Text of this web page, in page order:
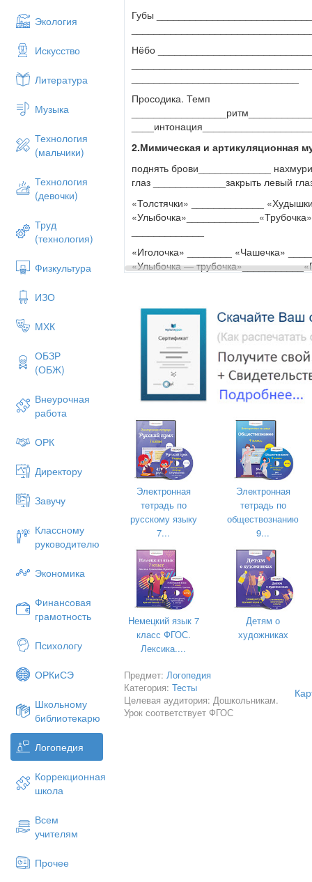
Экология
Искусство
Литература
Музыка
Технология
(мальчики)
Технология
(девочки)
Труд
(технология)
Физкультура
ИЗО
МХК
ОБЗР
(ОБЖ)
Внеурочная
работа
ОРК
Директору
Завучу
Классному
руководителю
Экономика
Финансовая
грамотность
Психологу
ОРКиСЭ
Школьному
библиотекарю
Логопедия
Коррекционная
школа
Всем
учителям
Прочее
Губы
Нёбо
Просодика. Темп
2.Мимическая и артикуляционная
поднять брови_____________
глаз _____________закрыть левый
«Толстячки» _____________
«Иголочка» ________ «Чашечка»
«Улыбочка —
С
СЬ З ЗЬ Ц Ш Ж Щ
4 года4.Слоговая структура
Пуговица __________________
_____свисток________________
Ребята слепили
ника ест
_____________________________.
5.Фонематические процессы.Есть
Покажи на картинках: рак —
Марина-малина_____________
ветер___________________машет —
6.Грамматический строй.
ед. - мн. число: стол -
Электронная
тетрадь по
русскому языку
7...
Электронная
тетрадь по
обществознанию
9...
Немецкий язык 7
класс ФГОС.
Лексика....
Детям о
художниках
Предмет:Логопедия
Категория:Тесты
Целевая аудитория: Дошкольникам.
Урок соответствует ФГОС